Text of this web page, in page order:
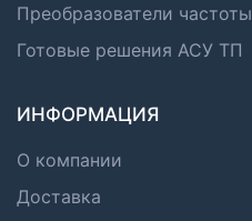
Преобразователи частоты
Готовые решения АСУ ТП
ИНФОРМАЦИЯ
О компании
Доставка